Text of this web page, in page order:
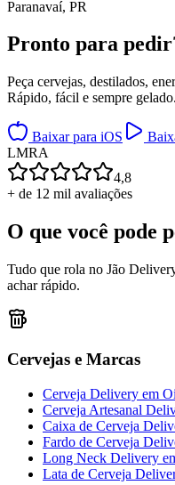
Paranavaí, PR
Pronto para
Peça cervejas, destilados,
Rápido, fácil e sempre gelado.
Baixar para iOS
LMRA
4,8
+ de 12 mil avaliações
O que você pode
Tudo que rola no Jão
achar rápido.
Cervejas e Marcas
Cerveja Delivery em
Cerveja Artesanal
Caixa de Cerveja
Fardo de Cerveja
Long Neck Delivery
Lata de Cerveja